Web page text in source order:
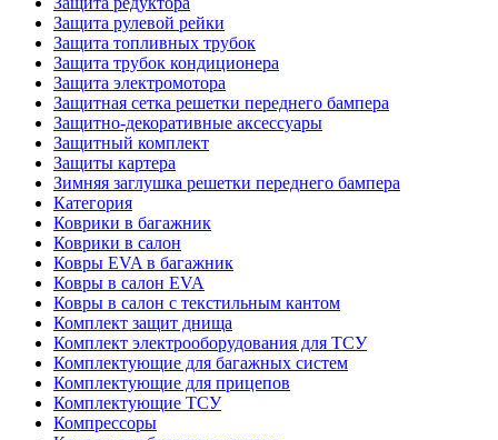
Защита рулевой рейки
Защита топливных трубок
Защита трубок кондиционера
Защита электромотора
Защитная сетка решетки переднего бампера
Защитно-декоративные аксессуары
Защитный комплект
Защиты картера
Зимняя заглушка решетки переднего бампера
Категория
Коврики в багажник
Коврики в салон
Ковры EVA в багажник
Ковры в салон EVA
Ковры в салон с текстильным кантом
Комплект защит днища
Комплект электрооборудования для ТСУ
Комплектующие для багажных систем
Комплектующие для прицепов
Комплектующие ТСУ
Компрессоры